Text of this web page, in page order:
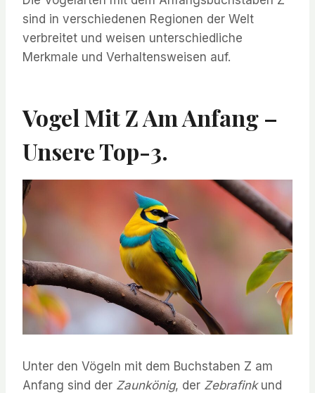
sind in verschiedenen Regionen der Welt
verbreitet und weisen unterschiedliche
Merkmale und Verhaltensweisen auf.
Vogel Mit Z Am Anfang –
Unsere Top-3.
Unter den Vögeln mit dem Buchstaben Z am
Anfang sind der Zaunkönig, der Zebrafinkund